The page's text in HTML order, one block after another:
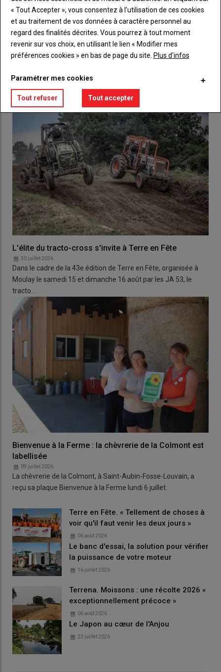
compte pour accéder à tout l'Agri53.
Lien Créez un compte
LES PLUS LUS
L'élite du tracto-cross s'invite à Terre en Fête
30 juillet 2026
Dans le cadre de la 43e édition de Terre en Fête, organisée à
Moulay le samedi 15 et dimanche 16 août par les JA 53, le
tracto…
Bienvenue à la Ferme : la chèvrerie de la Colmont est
labellisée
09 juillet 2026
La chèvrerie de la Colmont, à Saint-Aubin-Fosse-Louvain, a
reçu sa plaque Bienvenue à la Ferme lundi 6 juillet.
Terre en Fête. « Tellement de choses à
voir qu'il faut venir les deux jours »
06 août 2026
Le banc d'essai, la solution pour vérifier
la puissance de votre moteur
16 juillet 2026
Terrena. Moissons : une récolte 2026 «
exceptionnellement précoce »
06 août 2026
Le Japon au cœur de l'Anjou
23 juillet 2026
« Tout Accepter », vous consentez à l’utilisation de ces cookies
et au traitement de vos données à caractère personnel au
regard des finalités décrites. Vous pourrez à tout moment
revenir sur vos choix, en utilisant le lien « Modifier mes
préférences cookies » en bas de page du site. Plus d'infos
Paramétrer mes cookies
Tout refuser Tout accepter